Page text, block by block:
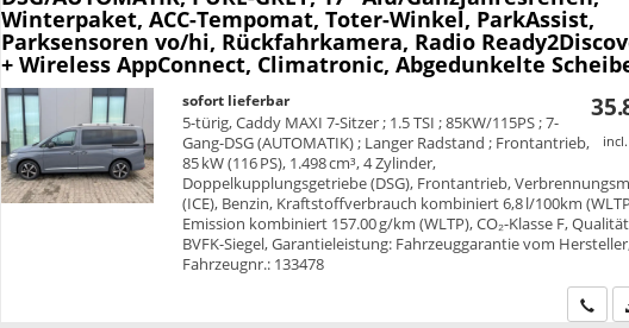
Winterpaket, ACC-Tempomat, Toter-Winkel, ParkAssist,
Parksensoren vo/hi, Rückfahrkamera, Radio
+ Wireless AppConnect, Climatronic, Abgedunkelte
sofort lieferbar
5-türig, Caddy MAXI 7-Sitzer ; 1.5 TSI ; 85KW/115PS ; 7-
Gang-DSG (AUTOMATIK) ; Langer Radstand ; Frontantrieb,
85 kW (116 PS), 1.498 cm³, 4 Zylinder,
Doppelkupplungsgetriebe (DSG), Frontantrieb,
(ICE), Benzin, Kraftstoffverbrauch kombiniert 6,8 l/100km
Emission kombiniert 157.00 g/km (WLTP), CO₂-Klasse F,
BVFK-Siegel, Garantieleistung: Fahrzeuggarantie vom
Fahrzeugnr.: 133478
Wir